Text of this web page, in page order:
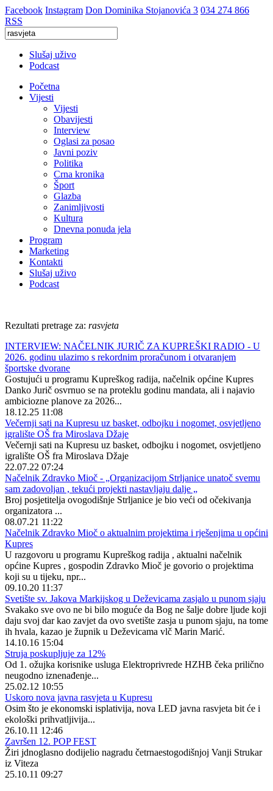
Facebook Instagram Don Dominika Stojanovića 3 034 274 866
RSS
Slušaj uživo
Podcast
Početna
Vijesti
Vijesti
Obavijesti
Interview
Oglasi za posao
Javni poziv
Politika
Crna kronika
Šport
Glazba
Zanimljivosti
Kultura
Dnevna ponuda jela
Program
Marketing
Kontakti
Slušaj uživo
Podcast
Rezultati pretrage za: rasvjeta
INTERVIEW: NAČELNIK JURIČ ZA KUPREŠKI RADIO - U
2026. godinu ulazimo s rekordnim proračunom i otvaranjem
športske dvorane
Gostujući u programu Kupreškog radija, načelnik općine Kupres
Danko Jurič osvrnuo se na proteklu godinu mandata, ali i najavio
ambiciozne planove za 2026...
18.12.25 11:08
Večernji sati na Kupresu uz basket, odbojku i nogomet, osvjetljeno
igralište OŠ fra Miroslava Džaje
Večernji sati na Kupresu uz basket, odbojku i nogomet, osvjetljeno
igralište OŠ fra Miroslava Džaje
22.07.22 07:24
Načelnik Zdravko Mioč - „Organizacijom Strljanice unatoč svemu
sam zadovoljan , tekući projekti nastavljaju dalje „
Broj posjetitelja ovogodišnje Strljanice je bio veći od očekivanja
organizatora ...
08.07.21 11:22
Načelnik Zdravko Mioč o aktualnim projektima i rješenjima u općini
Kupres
U razgovoru u programu Kupreškog radija , aktualni načelnik
općine Kupres , gospodin Zdravko Mioč je govorio o projektima
koji su u tijeku, npr...
09.10.20 11:37
Svetište sv. Jakova Markijskog u Deževicama zasjalo u punom sjaju
Svakako sve ovo ne bi bilo moguće da Bog ne šalje dobre ljude koji
daju svoj dar kao zavjet da ovo svetište zasja u punom sjaju, na tome
ih hvala, kazao je župnik u Deževicama vlč Marin Marić.
14.10.16 15:04
Struja poskupljuje za 12%
Od 1. ožujka korisnike usluga Elektroprivrede HZHB čeka prilično
neugodno iznenađenje...
25.02.12 10:55
Uskoro nova javna rasvjeta u Kupresu
Osim što je ekonomski isplativija, nova LED javna rasvjeta bit će i
ekološki prihvatljivija...
26.10.11 12:46
Završen 12. POP FEST
Žiri jdnoglasno dodijelio nagradu četrnaestogodišnjoj Vanji Strukar
iz Viteza
25.10.11 09:27